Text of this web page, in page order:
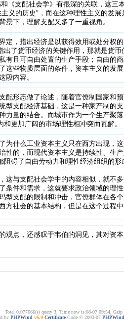
《支配社会学》有很深的关联，这
义的历史”，而在这种理性主义的发
景下，理解支配又多了一重视角。
定，指出经济是以获得效用或处分权
出了货币经济的关键作用，那就是货
有且可自由处置的生产手段；自由的
这些物质层面的条件，资本主义的发
段内容。
配形态做了论述，随着官僚制国家和
型支配经济基础，这是一种家产制的
力量的结合。而城市作为一个生产聚
更加广阔的市场理性相冲突而瓦解。
为什么工业资本主义只在西方出现，
性的，而现代资本主义是持续性、生
阻碍了自由劳动力和理性经济组织的
这与支配社会学中的内容相似，就不
条件和需求，这就要求政治领域的理
型支配的限制和冲击，官僚群体在各
方社会的基本结构，但是在这个过程
观点，还感叹于韦伯的洞见，其对资
Total 0.077666(s) query 3, Time now is:08-07 09:54, Gzip
by PHPWind v6.0 Certificate Code © 2003-07